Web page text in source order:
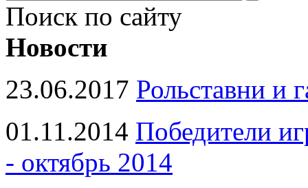
Поиск по сайту
Новости
23.06.2017 Рольставни и
01.11.2014 Победители
- октябрь 2014